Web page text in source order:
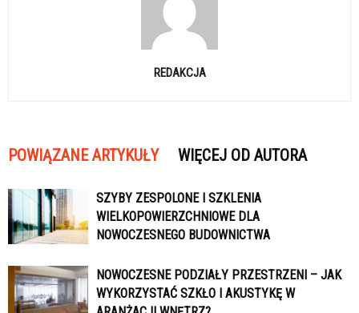
REDAKCJA
POWIĄZANE ARTYKUŁY WIĘCEJ OD AUTORA
SZYBY ZESPOLONE I SZKLENIA
WIELKOPOWIERZCHNIOWE DLA
NOWOCZESNEGO BUDOWNICTWA
NOWOCZESNE PODZIAŁY PRZESTRZENI – JAK
WYKORZYSTAĆ SZKŁO I AKUSTYKĘ W